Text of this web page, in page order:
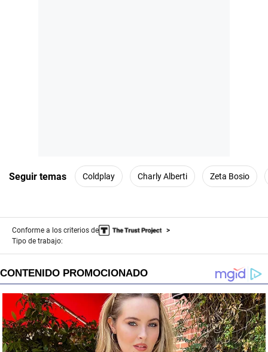
Seguir temas Coldplay Charly Alberti Zeta Bosio
Conforme a los criterios de
Tipo de trabajo: